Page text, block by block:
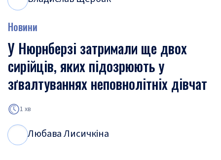
Новини
У Нюрнберзі затримали ще двох
сирійців, яких підозрюють у
зґвалтуваннях неповнолітніх дівчат
1 хв
Любава Лисичкіна